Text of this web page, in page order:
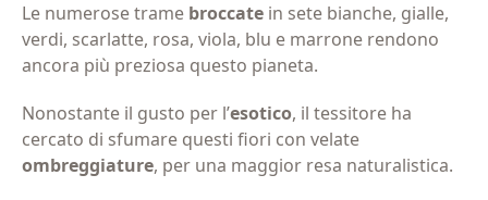
Le numerose trame broccate in sete bianche, gialle,
verdi, scarlatte, rosa, viola, blu e marrone rendono
ancora più preziosa questo pianeta.
Nonostante il gusto per l’esotico, il tessitore ha
cercato di sfumare questi fiori con velate
ombreggiature, per una maggior resa naturalistica.